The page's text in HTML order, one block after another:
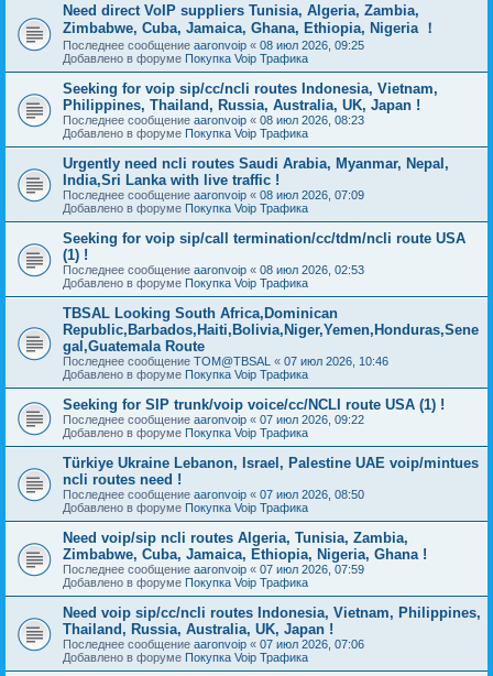
Need direct VoIP suppliers Tunisia, Algeria, Zambia,
Zimbabwe, Cuba, Jamaica, Ghana, Ethiopia, Nigeria ！
Последнее сообщение aaronvoip « 08 июл 2026, 09:25
Добавлено в форуме Покупка Voip Трафика
Seeking for voip sip/cc/ncli routes Indonesia, Vietnam,
Philippines, Thailand, Russia, Australia, UK, Japan !
Последнее сообщение aaronvoip « 08 июл 2026, 08:23
Добавлено в форуме Покупка Voip Трафика
Urgently need ncli routes Saudi Arabia, Myanmar, Nepal,
India,Sri Lanka with live traffic !
Последнее сообщение aaronvoip « 08 июл 2026, 07:09
Добавлено в форуме Покупка Voip Трафика
Seeking for voip sip/call termination/cc/tdm/ncli route USA
(1) !
Последнее сообщение aaronvoip « 08 июл 2026, 02:53
Добавлено в форуме Покупка Voip Трафика
TBSAL Looking South Africa,Dominican
Republic,Barbados,Haiti,Bolivia,Niger,Yemen,Honduras,Sene
gal,Guatemala Route
Последнее сообщение TOM@TBSAL « 07 июл 2026, 10:46
Добавлено в форуме Покупка Voip Трафика
Seeking for SIP trunk/voip voice/cc/NCLI route USA (1) !
Последнее сообщение aaronvoip « 07 июл 2026, 09:22
Добавлено в форуме Покупка Voip Трафика
Türkiye Ukraine Lebanon, Israel, Palestine UAE voip/mintues
ncli routes need !
Последнее сообщение aaronvoip « 07 июл 2026, 08:50
Добавлено в форуме Покупка Voip Трафика
Need voip/sip ncli routes Algeria, Tunisia, Zambia,
Zimbabwe, Cuba, Jamaica, Ethiopia, Nigeria, Ghana !
Последнее сообщение aaronvoip « 07 июл 2026, 07:59
Добавлено в форуме Покупка Voip Трафика
Need voip sip/cc/ncli routes Indonesia, Vietnam, Philippines,
Thailand, Russia, Australia, UK, Japan !
Последнее сообщение aaronvoip « 07 июл 2026, 07:06
Добавлено в форуме Покупка Voip Трафика